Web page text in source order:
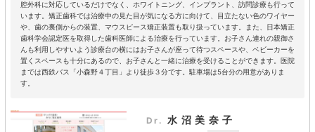
腔外科に対応しているだけでなく、ホワイトニング、インプラント、訪問診療も行って
います。矯正歯科では治療中の見た目が気になる方に向けて、目立たない色のワイヤー
や、歯の裏側からの装置、マウスピース矯正装置も取り扱っています。また、日本矯正
歯科学会認定医を取得した歯科医師による治療を行っています。お子さん連れの親御さ
んも利用しやすいよう診療台の横にはお子さんが座って待つスペースや、ベビーカーを
置くスペースも十分にあるので、お子さんと一緒に治療を受けることができます。医院
までは西鉄バス「小森野４丁目」より徒歩３分です。駐車場は5台分の用意がありま
す。
Dr. 水沼美奈子